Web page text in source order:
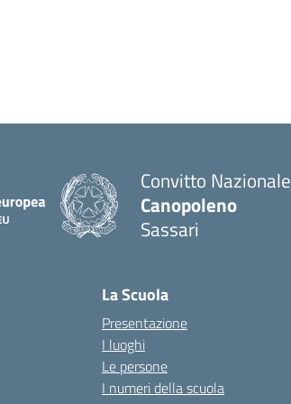
Convitto Nazionale
Canopoleno
Sassari
La Scuola
Presentazione
I luoghi
Le persone
I numeri della scuola